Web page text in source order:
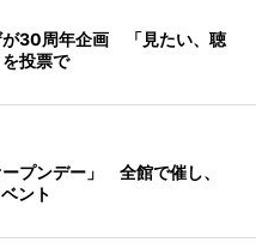
が30周年企画 「見たい、聴
投票で
プンデー」 全館で催し、
ント